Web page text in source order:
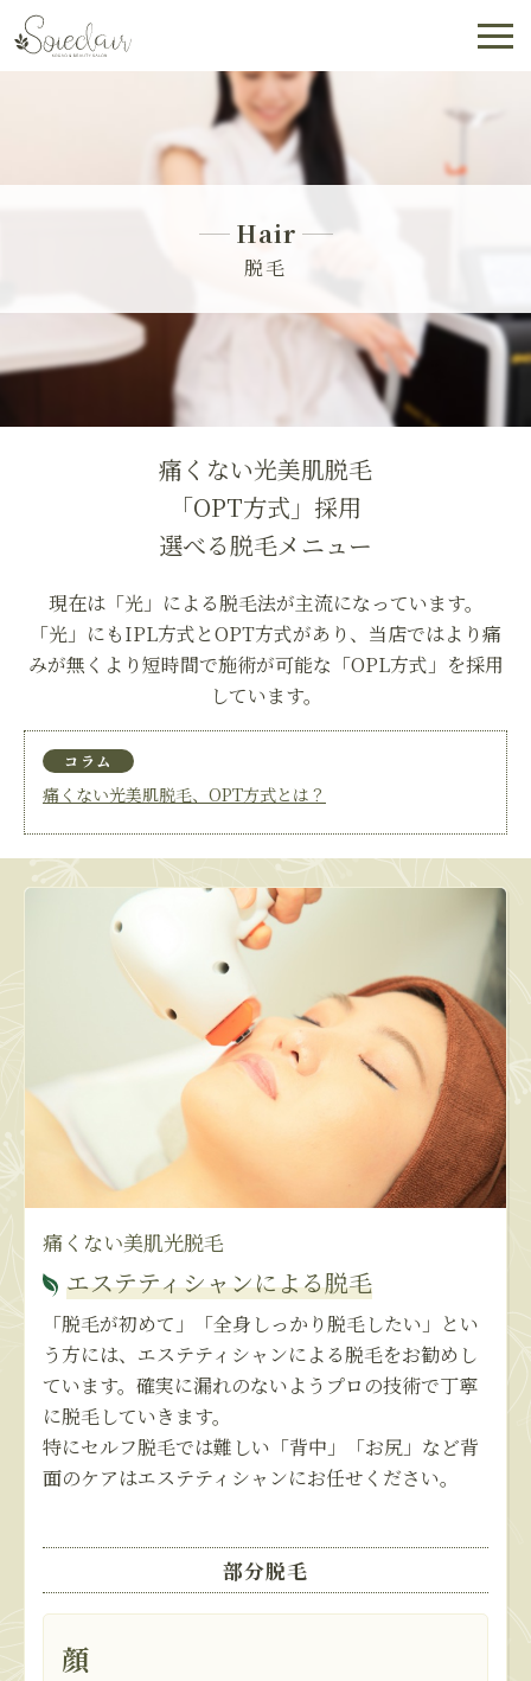
Hair
脱毛
痛くない光美肌脱毛
「OPT方式」採用
選べる脱毛メニュー
現在は「光」による脱毛法が主流になっています。
「光」にもIPL方式とOPT方式があり、 当店ではより痛
みが無くより短時間で施術が可能な「OPL方式」を採用
しています。
コラム
痛くない光美肌脱毛、OPT方式とは？
痛くない美肌光脱毛
エステティシャンによる脱毛
「脱毛が初めて」「全身しっかり脱毛したい」とい
う方には、エステティシャンによる脱毛をお勧めし
ています。確実に漏れのないようプロの技術で丁寧
に脱毛していきます。
特にセルフ脱毛では難しい「背中」「お尻」など背
面のケアはエステティシャンにお任せください。
部分脱毛
顔